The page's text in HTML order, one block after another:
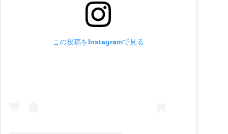
この投稿をInstagramで見る